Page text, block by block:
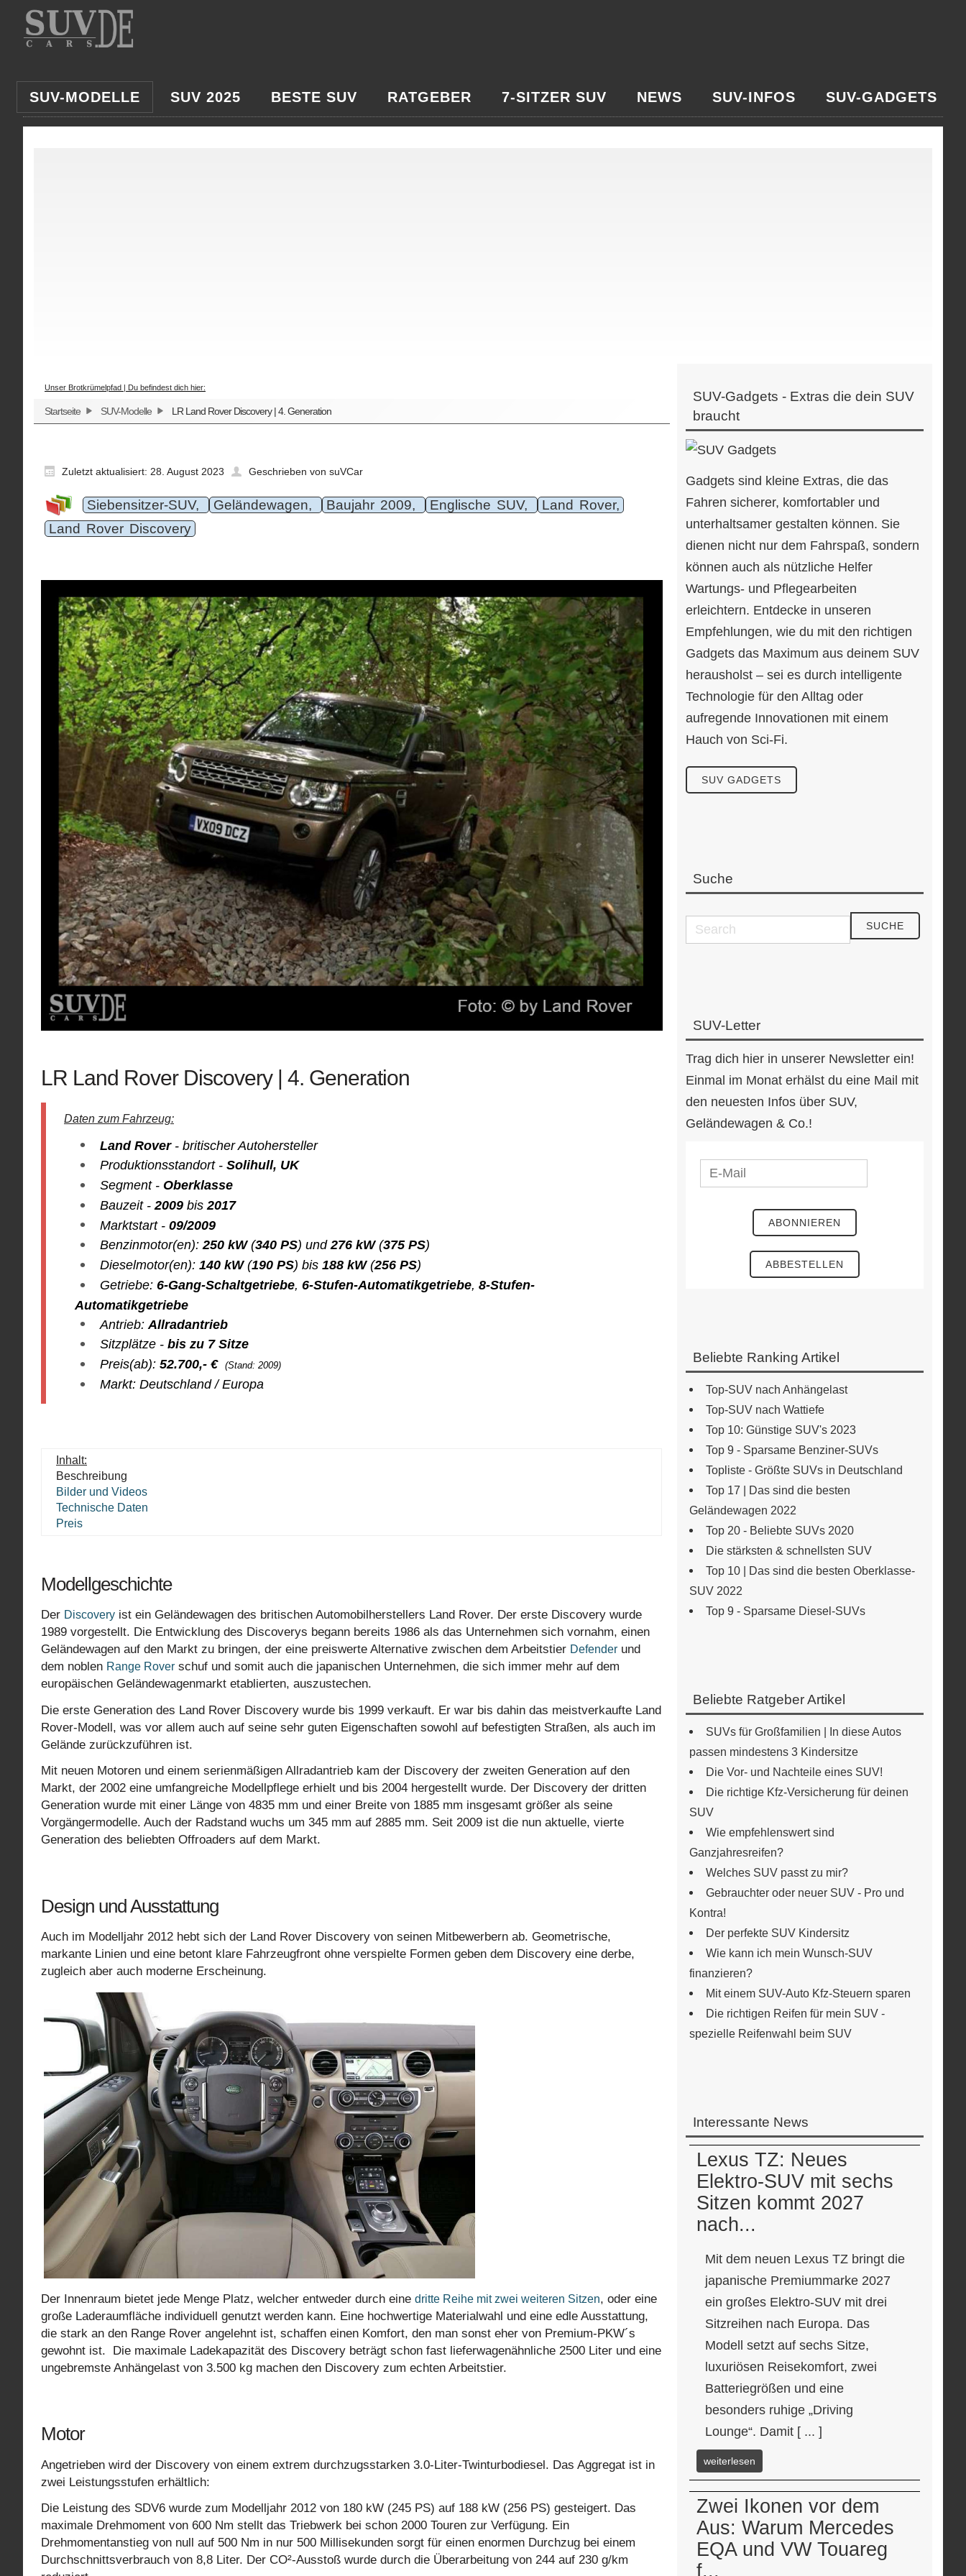
SUV-MODELLE SUV 2025 BESTE SUV RATGEBER 7-SITZER SUV NEWS SUV-INFOS SUV-GADGETS
Unser Brotkrümelpfad | Du befindest dich hier:
Startseite SUV-Modelle LR Land Rover Discovery | 4. Generation
Zuletzt aktualisiert: 28. August 2023 Geschrieben von suVCar
Siebensitzer-SUV, Geländewagen, Baujahr 2009, Englische SUV,
Land Rover,
Land Rover Discovery
LR Land Rover Discovery | 4. Generation
Daten zum Fahrzeug:
Land Rover- britischer Autohersteller
Produktionsstandort - Solihull, UK
Segment - Oberklasse
Bauzeit - 2009 bis 2017
Marktstart - 09/2009
Benzinmotor(en):250 kW (340 PS) und276 kW (375 PS)
Dieselmotor(en): 140 kW (190 PS) bis 188 kW (256 PS)
Getriebe: 6-Gang-Schaltgetriebe, 6-Stufen-Automatikgetriebe, 8-Stufen-
Automatikgetriebe
Antrieb: Allradantrieb
Sitzplätze - bis zu 7 Sitze
Preis(ab): 52.700,- € (Stand: 2009)
Markt: Deutschland / Europa
Inhalt:
Beschreibung
Bilder und Videos
Technische Daten
Preis
Modellgeschichte
Der Discovery ist ein Geländewagen des britischen Automobilherstellers Land Rover. Der erste Discovery wurde
1989 vorgestellt. Die Entwicklung des Discoverys begann bereits 1986 als das Unternehmen sich vornahm, einen
Geländewagen auf den Markt zu bringen, der eine preiswerte Alternative zwischen dem Arbeitstier Defender und
dem noblen Range Rover schuf und somit auch die japanischen Unternehmen, die sich immer mehr auf dem
europäischen Geländewagenmarkt etablierten, auszustechen.
Die erste Generation des Land Rover Discovery wurde bis 1999 verkauft. Er war bis dahin das meistverkaufte Land
Rover-Modell, was vor allem auch auf seine sehr guten Eigenschaften sowohl auf befestigten Straßen, als auch im
Gelände zurückzuführen ist.
Mit neuen Motoren und einem serienmäßigen Allradantrieb kam der Discovery der zweiten Generation auf den
Markt, der 2002 eine umfangreiche Modellpflege erhielt und bis 2004 hergestellt wurde. Der Discovery der dritten
Generation wurde mit einer Länge von 4835 mm und einer Breite von 1885 mm insgesamt größer als seine
Vorgängermodelle. Auch der Radstand wuchs um 345 mm auf 2885 mm. Seit 2009 ist die nun aktuelle, vierte
Generation des beliebten Offroaders auf dem Markt.
Design und Ausstattung
Auch im Modelljahr 2012 hebt sich der Land Rover Discovery von seinen Mitbewerbern ab. Geometrische,
markante Linien und eine betont klare Fahrzeugfront ohne verspielte Formen geben dem Discovery eine derbe,
zugleich aber auch moderne Erscheinung.
Der Innenraum bietet jede Menge Platz, welcher entweder durch eine dritte Reihe mit zwei weiteren Sitzen, oder eine
große Laderaumfläche individuell genutzt werden kann. Eine hochwertige Materialwahl und eine edle Ausstattung,
die stark an den Range Rover angelehnt ist, schaffen einen Komfort, den man sonst eher von Premium-PKW´s
gewohnt ist. Die maximale Ladekapazität des Discovery beträgt schon fast lieferwagenähnliche 2500 Liter und eine
ungebremste Anhängelast von 3.500 kg machen den Discovery zum echten Arbeitstier.
Motor
Angetrieben wird der Discovery von einem extrem durchzugsstarken 3.0-Liter-Twinturbodiesel. Das Aggregat ist in
zwei Leistungsstufen erhältlich:
Die Leistung des SDV6 wurde zum Modelljahr 2012 von 180 kW (245 PS) auf 188 kW (256 PS) gesteigert. Das
maximale Drehmoment von 600 Nm stellt das Triebwerk bei schon 2000 Touren zur Verfügung. Ein
Drehmomentanstieg von null auf 500 Nm in nur 500 Millisekunden sorgt für einen enormen Durchzug bei einem
Durchschnittsverbrauch von 8,8 Liter. Der CO²-Ausstoß wurde durch die Überarbeitung von 244 auf 230 g/km
SUV-Gadgets - Extras die dein SUV
braucht
Gadgets sind kleine Extras, die das
Fahren sicherer, komfortabler und
unterhaltsamer gestalten können. Sie
dienen nicht nur dem Fahrspaß, sondern
können auch als nützliche Helfer
Wartungs- und Pflegearbeiten
erleichtern. Entdecke in unseren
Empfehlungen, wie du mit den richtigen
Gadgets das Maximum aus deinem SUV
herausholst – sei es durch intelligente
Technologie für den Alltag oder
aufregende Innovationen mit einem
Hauch von Sci-Fi.
SUV GADGETS
Suche
SUV-Letter
Trag dich hier in unserer Newsletter ein!
Einmal im Monat erhälst du eine Mail mit
den neuesten Infos über SUV,
Geländewagen & Co.!
Beliebte Ranking Artikel
Top-SUV nach Anhängelast
Top-SUV nach Wattiefe
Top 10: Günstige SUV's 2023
Top 9 - Sparsame Benziner-SUVs
Topliste - Größte SUVs in Deutschland
Top 17 | Das sind die besten
Geländewagen 2022
Top 20 - Beliebte SUVs 2020
Die stärksten & schnellsten SUV
Top 10 | Das sind die besten Oberklasse-
SUV 2022
Top 9 - Sparsame Diesel-SUVs
Beliebte Ratgeber Artikel
SUVs für Großfamilien | In diese Autos
passen mindestens 3 Kindersitze
Die Vor- und Nachteile eines SUV!
Die richtige Kfz-Versicherung für deinen
SUV
Wie empfehlenswert sind
Ganzjahresreifen?
Welches SUV passt zu mir?
Gebrauchter oder neuer SUV - Pro und
Kontra!
Der perfekte SUV Kindersitz
Wie kann ich mein Wunsch-SUV
finanzieren?
Mit einem SUV-Auto Kfz-Steuern sparen
Die richtigen Reifen für mein SUV -
spezielle Reifenwahl beim SUV
Interessante News
Lexus TZ: Neues
Elektro-SUV mit sechs
Sitzen kommt 2027
nach...
Mit dem neuen Lexus TZ bringt die
japanische Premiummarke 2027
ein großes Elektro-SUV mit drei
Sitzreihen nach Europa. Das
Modell setzt auf sechs Sitze,
luxuriösen Reisekomfort, zwei
Batteriegrößen und eine
besonders ruhige „Driving
Lounge“. Damit [ ... ]
weiterlesen
Zwei Ikonen vor dem
Aus: Warum Mercedes
EQA und VW Touareg
f...